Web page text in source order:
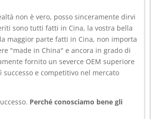
non è vero, posso sinceramente dirvi
sono tutti fatti in Cina, la vostra bella
maggior parte fatti in Cina, non importa
"made in China" e ancora in grado di
fornito un severce OEM superiore
e competitivo nel mercato
Perché conosciamo bene gli